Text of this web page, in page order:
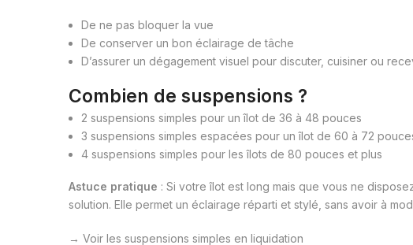
De ne pas bloquer la vue
De conserver un bon éclairage de tâche
D’assurer un dégagement visuel pour discuter, cuisiner ou
Combien de suspensions ?
2 suspensions simples pour un îlot de 36 à 48 pouces
3 suspensions simples espacées pour un îlot de 60 à 72
4 suspensions simples pour les îlots de 80 pouces et plus
Astuce pratique : Si votre îlot est long mais que vous ne
solution. Elle permet un éclairage réparti et stylé, sans avoir à
→ Voir les suspensions simples en liquidation